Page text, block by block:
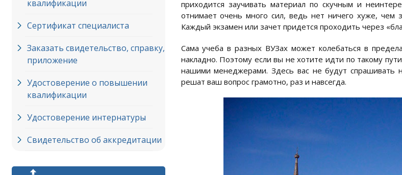
квалификации
Сертификат специалиста
Заказать свидетельство, справку,
приложение
Удостоверение о повышении
квалификации
Удостоверение интернатуры
Свидетельство об аккредитации
приходится заучивать материал по скучным и
отнимает очень много сил, ведь нет ничего хуже, чем
Каждый экзамен или зачет придется проходить через
Сама учеба в разных ВУЗах может колебаться в
накладно. Поэтому если вы не хотите идти по такому
нашими менеджерами. Здесь вас не будут спрашивать
решат ваш вопрос грамотно, раз и навсегда.